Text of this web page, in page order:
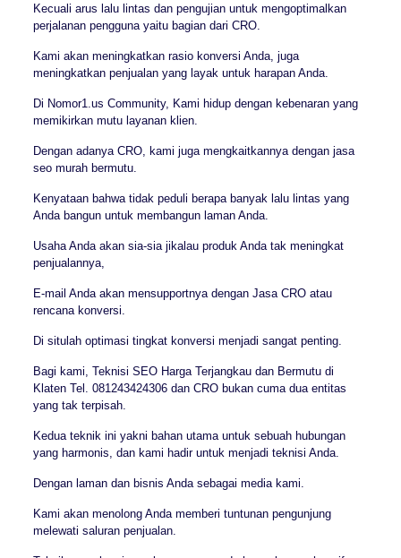
Kecuali arus lalu lintas dan pengujian untuk mengoptimalkan
perjalanan pengguna yaitu bagian dari CRO.
Kami akan meningkatkan rasio konversi Anda, juga
meningkatkan penjualan yang layak untuk harapan Anda.
Di Nomor1.us Community, Kami hidup dengan kebenaran yang
memikirkan mutu layanan klien.
Dengan adanya CRO, kami juga mengkaitkannya dengan jasa
seo murah bermutu.
Kenyataan bahwa tidak peduli berapa banyak lalu lintas yang
Anda bangun untuk membangun laman Anda.
Usaha Anda akan sia-sia jikalau produk Anda tak meningkat
penjualannya,
E-mail Anda akan mensupportnya dengan Jasa CRO atau
rencana konversi.
Di situlah optimasi tingkat konversi menjadi sangat penting.
Bagi kami, Teknisi SEO Harga Terjangkau dan Bermutu di
Klaten Tel. 081243424306 dan CRO bukan cuma dua entitas
yang tak terpisah.
Kedua teknik ini yakni bahan utama untuk sebuah hubungan
yang harmonis, dan kami hadir untuk menjadi teknisi Anda.
Dengan laman dan bisnis Anda sebagai media kami.
Kami akan menolong Anda memberi tuntunan pengunjung
melewati saluran penjualan.